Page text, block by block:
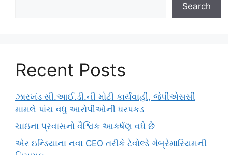
Search
Recent Posts
ઝારખંડ સી.આઈ.ડી.ની મોટી કાર્યવાહી, જેપીએસસી
મામલે પાંચ વધુ આરોપીઓની ધરપકડ
ચાઇના પ્રવાસનો વૈશ્વિક આકર્ષણ વધે છે
એર ઇન્ડિયાના નવા CEO તરીકે ટેવોલ્ડે ગેબ્રેમારિયમની